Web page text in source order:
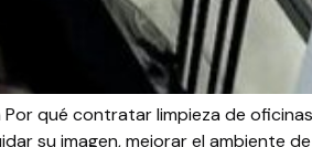
qué contratar limpieza de
su imagen, mejorar el ambiente